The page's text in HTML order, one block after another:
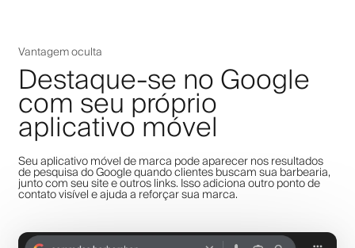
Vantagem oculta
Destaque-se no Google
com seu próprio
aplicativo móvel
Seu aplicativo móvel de marca pode aparecer nos resultados
de pesquisa do Google quando clientes buscam sua barbearia,
junto com seu site e outros links. Isso adiciona outro ponto de
contato visível e ajuda a reforçar sua marca.